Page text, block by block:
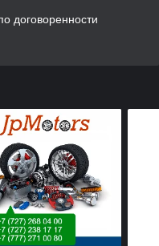
договоренности